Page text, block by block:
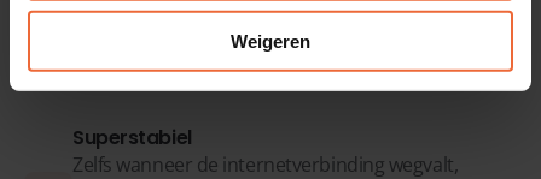
Weigeren
inzicht in omzet, populaire producten,
medewerkers en prestaties. Zo neem je sneller
betere beslissingen.
Superstabiel
Zelfs wanneer de internetverbinding wegvalt,